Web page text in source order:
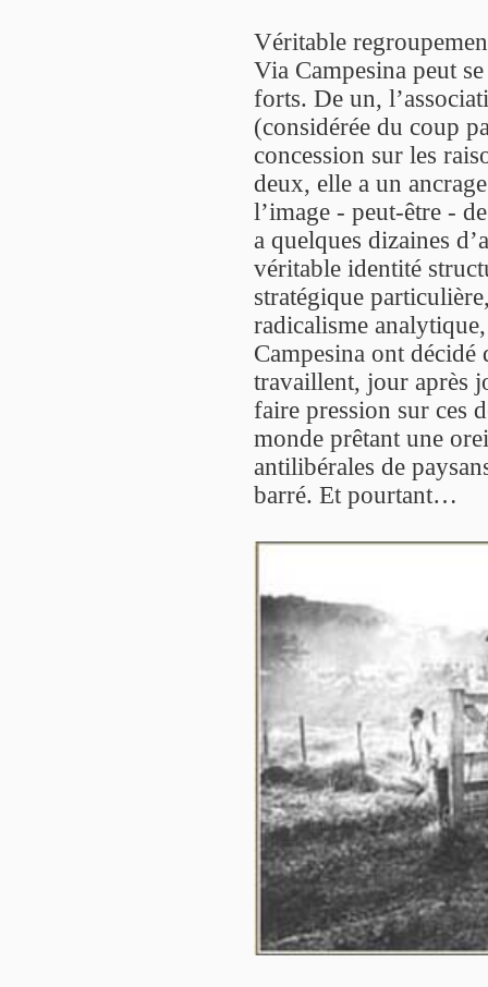
Véritable
Via Campesina peut
forts. De un,
(considérée du coup
concession sur les
deux, elle a un
l’image - peut-être -
a quelques dizaines
véritable identité
stratégique
radicalisme
Campesina ont décidé
travaillent, jour après
faire pression sur ces
monde prêtant une
antilibérales de
barré. Et pourtant…